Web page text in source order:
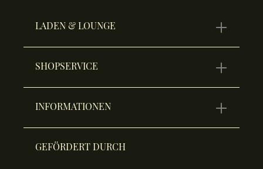
LADEN & LOUNGE
GEFÖRDERT DURCH
SHOPSERVICE
INFORMATIONEN